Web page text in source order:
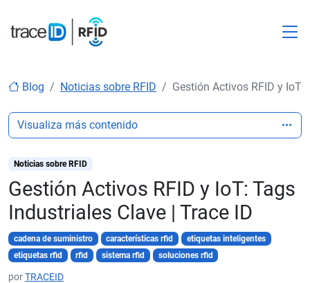
Blog Noticias sobre RFID Gestión Activos RFID y
Noticias sobre RFID
Gestión Activos RFID y IoT: Tags
Industriales Clave | Trace ID
cadena de suministro características rfid
etiquetas inteligentes
etiquetas rfid
rfid sistema rfid soluciones rfid
porTRACEID
Visualiza más contenido